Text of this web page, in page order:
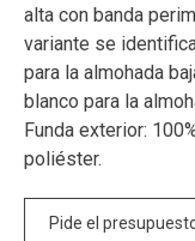
alta con banda
variante se
para la almohada
blanco para la
Funda exterior:
poliéster.
Pide el